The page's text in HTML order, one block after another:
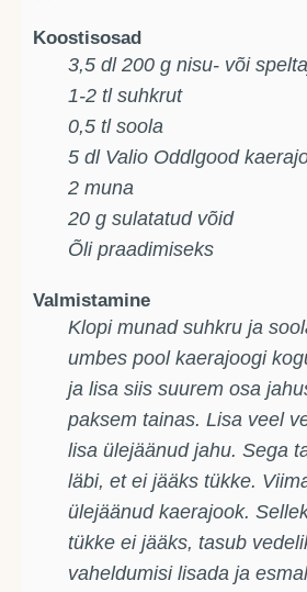
Koostisosad
3,5 dl 200 g nisu- või
1-2 tl suhkrut
0,5 tl soola
5 dl Valio Oddlgood
2 muna
20 g sulatatud võid
Õli praadimiseks
Valmistamine
Klopi munad suhkru ja
umbes pool kaerajoogi
ja lisa siis suurem osa
paksem tainas. Lisa veel
lisa ülejäänud jahu. Sega
läbi, et ei jääks tükke.
ülejäänud kaerajook.
tükke ei jääks, tasub
vaheldumisi lisada ja